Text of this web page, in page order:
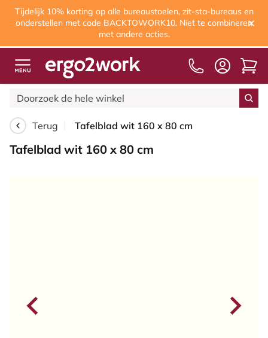
Tijdelijk 10% korting op alle bureaustoelen, zit-sta-bureaus en
onderstellen met code BACKTOWORK10. Niet te combineren
met andere acties.
Terug Tafelblad wit 160 x 80 cm
Tafelblad wit 160 x 80 cm